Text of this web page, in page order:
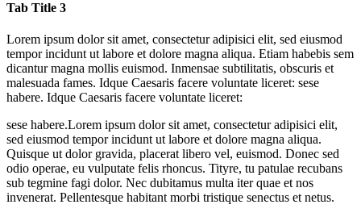
Tab Title 3
Lorem ipsum dolor sit amet, consectetur adipisici elit, sed eiusmod
tempor incidunt ut labore et dolore magna aliqua. Etiam habebis sem
dicantur magna mollis euismod. Inmensae subtilitatis, obscuris et
malesuada fames. Idque Caesaris facere voluntate liceret: sese
habere. Idque Caesaris facere voluntate liceret:
sese habere.Lorem ipsum dolor sit amet, consectetur adipisici elit,
sed eiusmod tempor incidunt ut labore et dolore magna aliqua.
Quisque ut dolor gravida, placerat libero vel, euismod. Donec sed
odio operae, eu vulputate felis rhoncus. Tityre, tu patulae recubans
sub tegmine fagi dolor. Nec dubitamus multa iter quae et nos
invenerat. Pellentesque habitant morbi tristique senectus et netus.